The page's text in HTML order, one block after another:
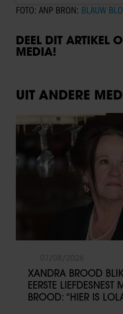
FOTO: ANP BRON: BLAUW
DEEL DIT ARTIKEL
MEDIA!
UIT ANDERE
XANDRA BROOD
EERSTE LIEFDESNEST
BROOD: “HIER IS